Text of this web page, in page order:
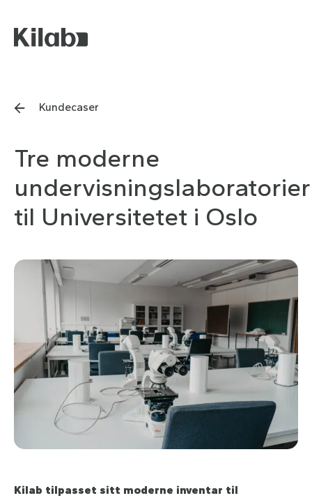
Kundecaser
Tre moderne
undervisningslaboratorier
til Universitetet i Oslo
Kilab tilpasset sitt moderne inventar til